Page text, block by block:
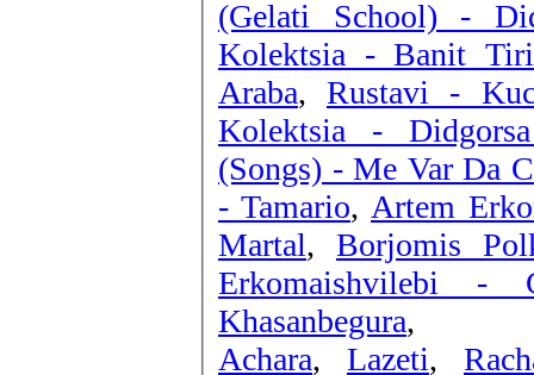
(Gelati School) -
Kolektsia - Banit
Araba, Rustavi -
Kolektsia -
(Songs) - Me Var Da
- Tamario, Artem
Martal, Borjomis
Erkomaishvilebi -
Khasanbegura,
Achara, Lazeti,